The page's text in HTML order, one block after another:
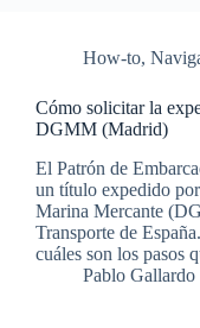
How-to,
Cómo solicitar la
DGMM (Madrid)
El Patrón de
un título expedido
Marina Mercante
Transporte de
cuáles son los pasos
Pablo Gallardo